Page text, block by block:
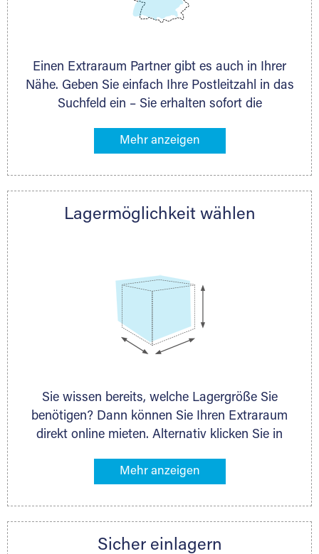
Einen Extraraum Partner gibt es auch in Ihrer
Nähe. Geben Sie einfach Ihre Postleitzahl in das
Suchfeld ein – Sie erhalten sofort die
Lagermöglichkeiten in Ihrer Nähe. An zahlreichen
direkt online mieten. Gibt es Extraraum noch
nächstgelegenen Partner und besprechen alles
Lagermöglichkeit wählen
Sie wissen bereits, welche Lagergröße Sie
benötigen? Dann können Sie Ihren Extraraum
direkt online mieten. Alternativ klicken Sie in
Gegenstände an, die Sie einlagern möchten –
ermittelt. Natürlich steht Ihnen Ihr Extraraum
persönlich hinsichtlich Lagervolumen und zu
Sicher einlagern